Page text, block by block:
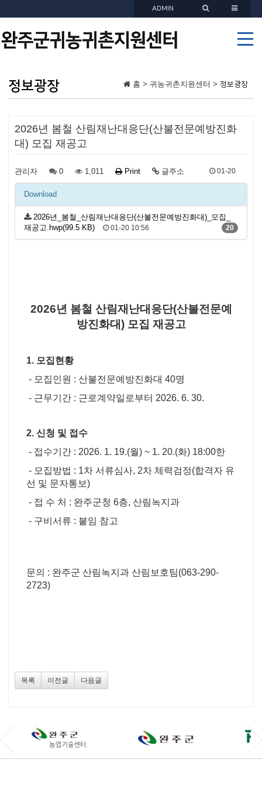
ADMIN
정보광장 홈 > 귀농귀촌지원센터 > 정보광장
2026년 봄철 산림재난대응단(산불전문예방진화
대) 모집 재공고
관리자 0 1,011 Print 글주소 01-20
Download
2026년_봄철_산림재난대응단(산불전문예방진화대)_모집_
재공고.hwp(99.5 KB)
01-20 10:56 20
2026년 봄철 산림재난대응단(산불전문예
방진화대) 모집 재공고
1. 모집현황
- 모집인원 : 산불전문예방진화대 40명
- 근무기간 : 근로계약일로부터 2026. 6. 30.
2. 신청 및 접수
- 접수기간 : 2026. 1. 19.(월) ~ 1. 20.(화) 18:00한
- 모집방법 : 1차 서류심사, 2차 체력검정(합격자 유
선 및 문자통보)
- 접 수 처 : 완주군청 6층, 산림녹지과
- 구비서류 : 붙임 참고
문의 : 완주군 산림녹지과 산림보호팀(063-290-
2723)
목록 이전글 다음글